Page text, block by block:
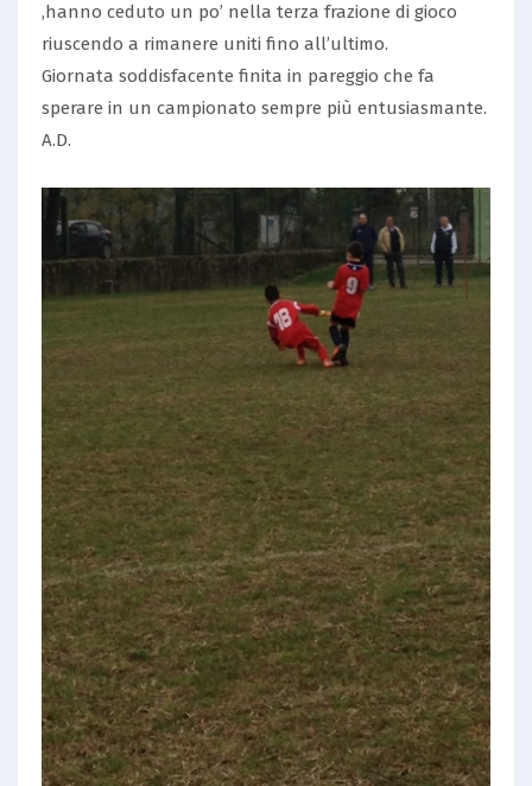
,hanno ceduto un po’ nella terza frazione di gioco
riuscendo a rimanere uniti fino all’ultimo.
Giornata soddisfacente finita in pareggio che fa
sperare in un campionato sempre più entusiasmante.
A.D.